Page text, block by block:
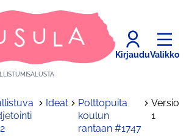
KirjauduValikko
Ideat
Polttopuita
koulun
rantaan #1747
Versio
1